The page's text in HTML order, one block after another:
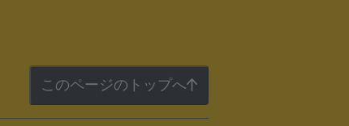
このページのトップへ